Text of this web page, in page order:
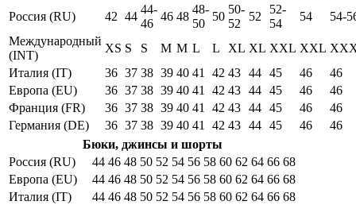
Россия (RU)
42 44
44-
46
46 48
48-
50
50
50-
52
52
52-
54
54
54-
Международный
(INT)
XS S S M M L L XL XL XXL XXL
Италия (IT)
36 37 38 39 40 41 42 43 44 45 46
46
Европа (EU)
36 37 38 39 40 41 42 43 44 45 46
46
Франция (FR)
36 37 38 39 40 41 42 43 44 45 46
46
Германия (DE)
36 37 38 39 40 41 42 43 44 45 46
46
Бюки, джинсы и шорты
Россия (RU)
44 46 48 50 52 54 56 58 60 62 64 66 68
Европа (EU)
44 46 48 50 52 54 56 58 60 62 64 66 68
Италия (IT)
44 46 48 50 52 54 56 58 60 62 64 66 68